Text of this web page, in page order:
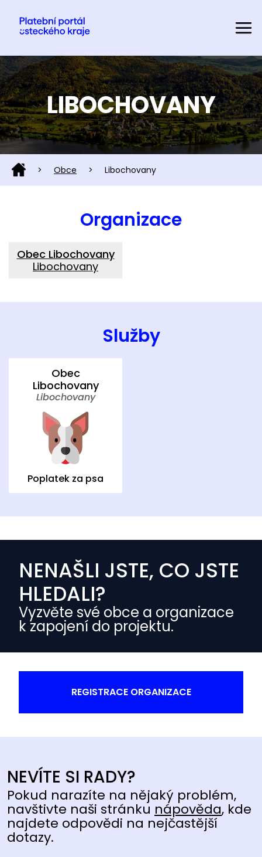
LIBOCHOVANY
> Obce > Libochovany
Organizace
Obec Libochovany
Libochovany
Služby
Obec
Libochovany
Libochovany
Poplatek za psa
NENAŠLI JSTE, CO JSTE
HLEDALI?
Vyzvěte své obce a organizace
k zapojení do projektu.
REGISTRACE ORGANIZACE
NEVÍTE SI RADY?
Pokud narazíte na nějaký problém,
navštivte naši stránku nápověda, kde
najdete odpovědi na nejčastější
dotazy.